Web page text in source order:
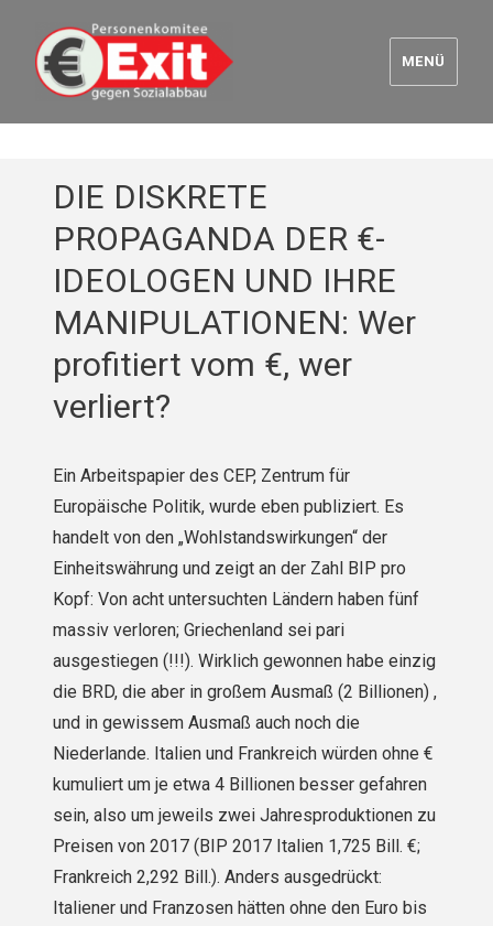
Euro Exit
MENÜ
DIE DISKRETE
PROPAGANDA DER €-
IDEOLOGEN UND IHRE
MANIPULATIONEN: Wer
profitiert vom €, wer
verliert?
Ein Arbeitspapier des CEP, Zentrum für
Europäische Politik, wurde eben publiziert. Es
handelt von den „Wohlstandswirkungen“ der
Einheitswährung und zeigt an der Zahl BIP pro
Kopf: Von acht untersuchten Ländern haben fünf
massiv verloren; Griechenland sei pari
ausgestiegen (!!!). Wirklich gewonnen habe einzig
die BRD, die aber in großem Ausmaß (2 Billionen) ,
und in gewissem Ausmaß auch noch die
Niederlande. Italien und Frankreich würden ohne €
kumuliert um je etwa 4 Billionen besser gefahren
sein, also um jeweils zwei Jahresproduktionen zu
Preisen von 2017 (BIP 2017 Italien 1,725 Bill. €;
Frankreich 2,292 Bill.). Anders ausgedrückt:
Italiener und Franzosen hätten ohne den Euro bis